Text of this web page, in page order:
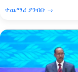
ተጨማሪ ያንብቡ →